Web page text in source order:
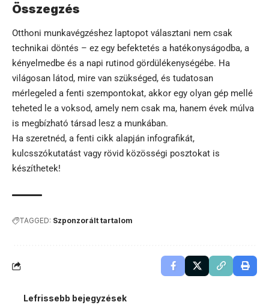
Összegzés
Otthoni munkavégzéshez laptopot választani nem csak
technikai döntés – ez egy befektetés a hatékonyságodba, a
kényelmedbe és a napi rutinod gördülékenységébe. Ha
világosan látod, mire van szükséged, és tudatosan
mérlegeled a fenti szempontokat, akkor egy olyan gép mellé
teheted le a voksod, amely nem csak ma, hanem évek múlva
is megbízható társad lesz a munkában.
Ha szeretnéd, a fenti cikk alapján infografikát,
kulcsszókutatást vagy rövid közösségi posztokat is
készíthetek!
TAGGED: Szponzorált tartalom
Lefrissebb bejegyzések